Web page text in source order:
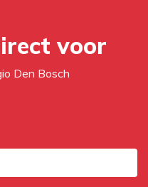
voor
Den Bosch